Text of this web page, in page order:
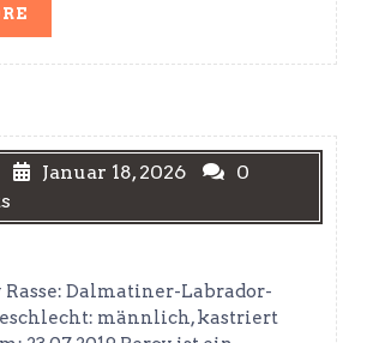
Januar 18, 2026
0
Rasse: Dalmatiner-Labrador-
männlich, kastriert